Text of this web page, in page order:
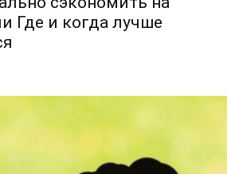
Где и когда лучше